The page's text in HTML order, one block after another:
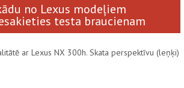
no Lexus modeļiem
testa braucienam
ar Lexus NX 300h. Skata perspektīvu (leņķi)